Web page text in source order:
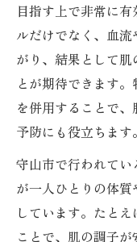
目指す上で非常に
ルだけでなく、血
がり、結果として
とが期待できます
を併用することで
予防にも役立ちます。
守山市で行われて
が一人ひとりの体
しています。たと
ことで、肌の調子